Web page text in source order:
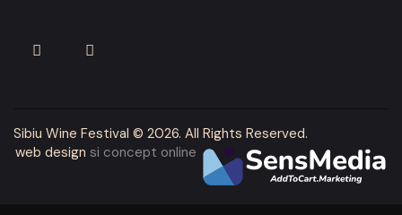
Sibiu Wine Festival © 2026. All Rights Reserved.
web design si concept online